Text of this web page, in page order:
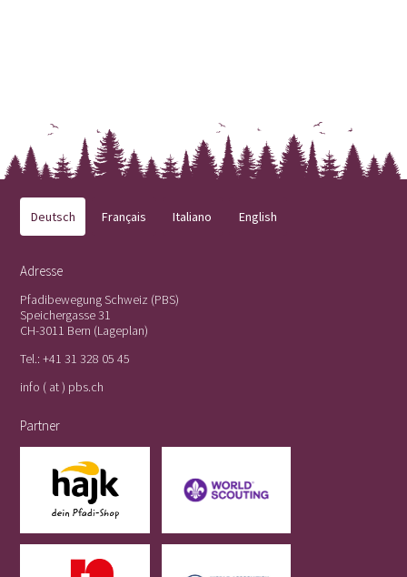
Deutsch Français Italiano English
Adresse
Pfadibewegung Schweiz (PBS)
Speichergasse 31
CH-3011 Bern (Lageplan)
Tel.:+41 31 328 05 45
info ( at ) pbs.ch
Partner